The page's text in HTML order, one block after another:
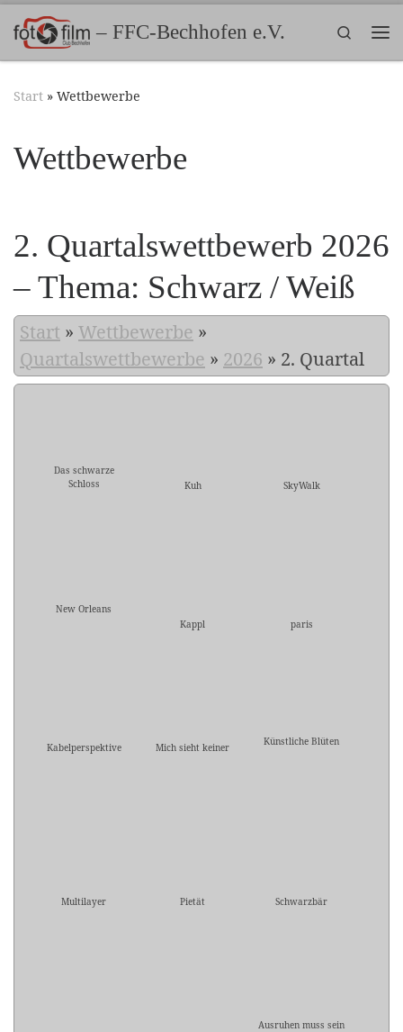
Zum Inhalt springen– FFC-Bechhofen e.V.
Search
Start » Wettbewerbe
Wettbewerbe
2. Quartalswettbewerb 2026
– Thema: Schwarz / Weiß
Start » Wettbewerbe »
Quartalswettbewerbe » 2026 » 2. Quartal
Das schwarze
Schloss
Kuh SkyWalk
New Orleans
Kappl
paris
Kabelperspektive Mich sieht keiner Künstliche Blüten
Multilayer Pietät Schwarzbär
Ausruhen muss sein